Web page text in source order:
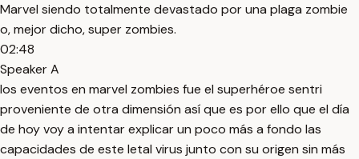
Marvel siendo totalmente devastado por una plaga zombie
o, mejor dicho, super zombies.
02:48
Speaker A
los eventos en marvel zombies fue el superhéroe sentri
proveniente de otra dimensión así que es por ello que el día
de hoy voy a intentar explicar un poco más a fondo las
capacidades de este letal virus junto con su origen sin más